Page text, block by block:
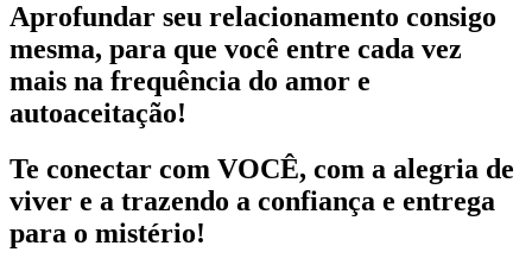
Aprofundar seu relacionamento consigo
mesma, para que você entre cada vez
mais na frequência do amor e
autoaceitação!
Te conectar com VOCÊ, com a alegria de
viver e a trazendo a confiança e entrega
para o mistério!